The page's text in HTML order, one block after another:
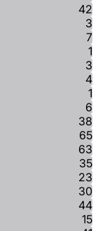
42
3
7
1
3
4
1
6
38
65
63
35
23
30
44
15